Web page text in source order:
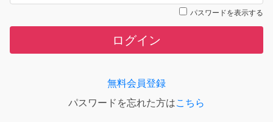
パスワードを表示する
ログイン
無料会員登録
パスワードを忘れた方はこちら